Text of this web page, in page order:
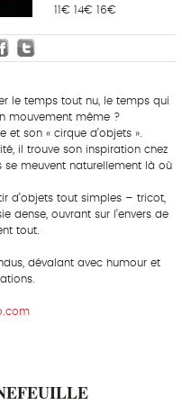
11€ 14€ 16€
le temps tout nu, le temps qui
mouvement même ?
et son « cirque d’objets ».
il trouve son inspiration chez
se meuvent naturellement là où
d’objets tout simples – tricot,
dense, ouvrant sur l’envers de
tout.
dévalant avec humour et